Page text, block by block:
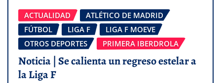
ACTUALIDAD
ATLÉTICO DE MADRID
FÚTBOL
LIGA F
LIGA F MOEVE
OTROS DEPORTES
PRIMERA IBERDROLA
Noticia | Se calienta un regreso estelar a
la Liga F